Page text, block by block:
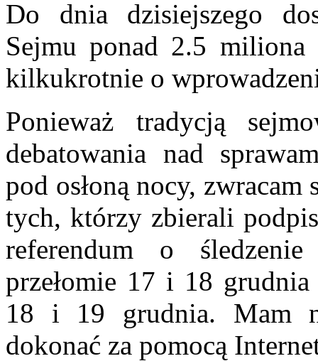
Do dnia dzisiejszego
Sejmu ponad 2.5 miliona
kilkukrotnie o
Ponieważ tradycją
debatowania nad
pod osłoną nocy,
tych, którzy zbierali
referendum o
przełomie 17 i 18
18 i 19 grudnia. Mam
dokonać za pomocą